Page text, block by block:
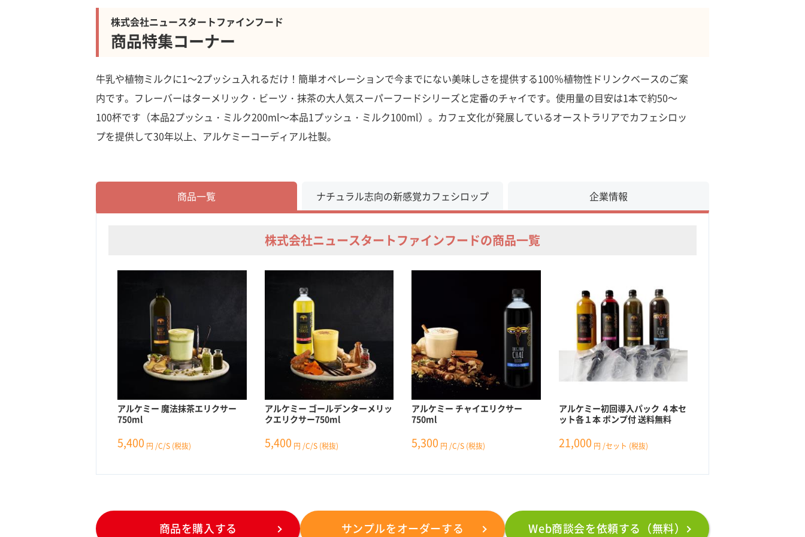
株式会社ニュースタートファインフード
商品特集コーナー
牛乳や植物ミルクに1～2プッシュ入れるだけ！簡単オペレーションで今までにない美味しさを提供する100％植物性ドリンクベースのご案
内です。フレーバーはターメリック・ビーツ・抹茶の大人気スーパーフードシリーズと定番のチャイです。使用量の目安は1本で約50～
100杯です（本品2プッシュ・ミルク200ml～本品1プッシュ・ミルク100ml）。​カフェ文化が発展しているオーストラリアでカフェシロッ
プを提供して30年以上、アルケミーコーディアル社製。
商品一覧 ナチュラル志向の新感覚カフェシロップ 企業情報
株式会社ニュースタートファインフードの商品一覧
アルケミー 魔法抹茶エリクサー
750ml
5,400 円 /C/S (税抜)
アルケミー ゴールデンターメリッ
クエリクサー750ml
5,400 円 /C/S (税抜)
アルケミー チャイエリクサー
750ml
5,300 円 /C/S (税抜)
アルケミー初回導入パック ４本セ
ット各１本 ポンプ付 送料無料
21,000 円 /セット (税抜)
商品を購入する サンプルをオーダーする Web商談会を依頼する（無料）